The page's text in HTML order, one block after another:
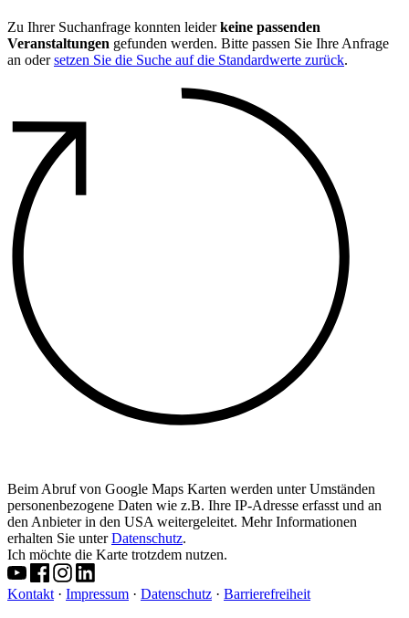
Zu Ihrer Suchanfrage konnten leiderkeine passenden
Veranstaltungen gefunden werden. Bitte passen Sie Ihre Anfrage
an odersetzen Sie die Suche auf die Standardwerte zurück.
Beim Abruf von Google Maps Karten werden unter Umständen
personenbezogene Daten wie z.B. Ihre IP-Adresse erfasst und an
den Anbieter in den USA weitergeleitet. Mehr Informationen
erhalten Sie unterDatenschutz.
Ich möchte die Karte trotzdem nutzen.
Kontakt · Impressum · Datenschutz · Barrierefreiheit